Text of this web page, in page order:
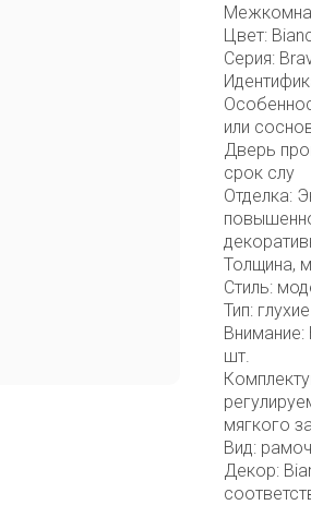
Цвет:
Серия:
или
Дверь
срок слу
Отделка:
Толщина,
Стиль:
Тип: глухие
шт.
мягкого
Вид:
Декор: